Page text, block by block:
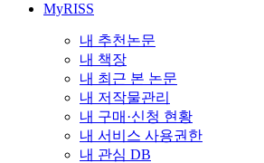
MyRISS
내 추천논문
내 책장
내 최근 본 논문
내 저작물관리
내 구매·신청 현황
내 서비스 사용권한
내 관심 DB